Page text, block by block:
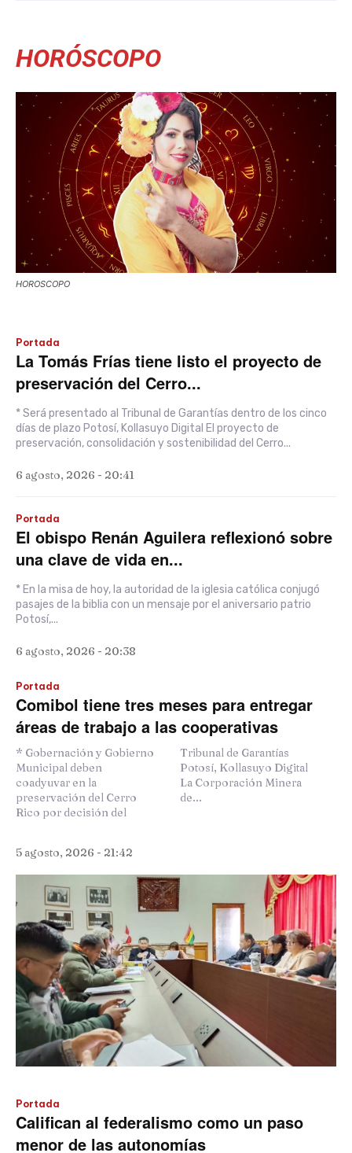
HORÓSCOPO
HOROSCOPO
Portada
La Tomás Frías tiene listo el proyecto de
preservación del Cerro...
* Será presentado al Tribunal de Garantías dentro de los cinco
días de plazo Potosí, Kollasuyo Digital El proyecto de
preservación, consolidación y sostenibilidad del Cerro...
6 agosto, 2026 - 20:41
Portada
El obispo Renán Aguilera reflexionó sobre
una clave de vida en...
* En la misa de hoy, la autoridad de la iglesia católica conjugó
pasajes de la biblia con un mensaje por el aniversario patrio
Potosí,...
6 agosto, 2026 - 20:38
Portada
Comibol tiene tres meses para entregar
áreas de trabajo a las cooperativas
* Gobernación y Gobierno
Municipal deben
coadyuvar en la
preservación del Cerro
Rico por decisión del
Tribunal de Garantías
Potosí, Kollasuyo Digital
La Corporación Minera
de...
5 agosto, 2026 - 21:42
Portada
Califican al federalismo como un paso
menor de las autonomías